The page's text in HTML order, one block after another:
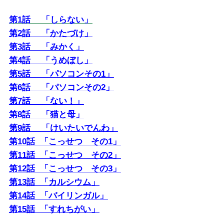
第1話 「しらない」
第2話 「かたづけ」
第3話 「みかく」
第4話 「うめぼし」
第5話 「パソコンその1」
第6話 「パソコンその2」
第7話 「ない！」
第8話 「猫と母」
第9話 「けいたいでんわ」
第10話 「こっせつ その1」
第11話 「こっせつ その2」
第12話 「こっせつ その3」
第13話 「カルシウム」
第14話 「バイリンガル」
第15話 「すれちがい」